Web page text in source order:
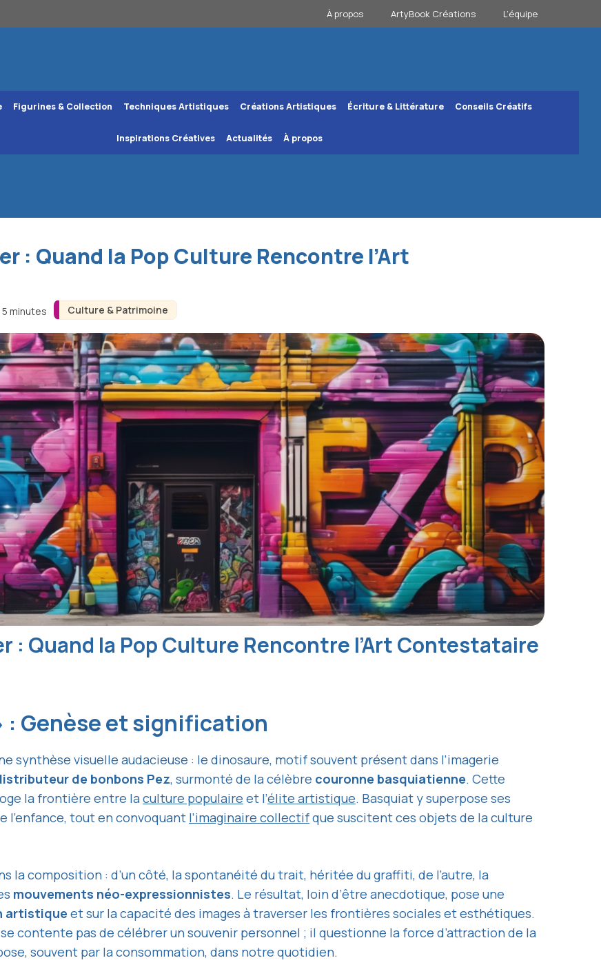
À propos ArtyBook Créations L’équipe
Figurines & Collection Techniques Artistiques Créations Artistiques Écriture & Littérature Conseils Créatifs
Inspirations Créatives Actualités À propos
Culture & Patrimoine
: Quand la Pop Culture Rencontre l’Art
minutes
: Quand la Pop Culture Rencontre l’Art Contestataire
: Genèse et signification
synthèse visuelle audacieuse : le dinosaure, motif souvent présent dans l’imagerie
de bonbons Pez, surmonté de la célèbre couronne basquiatienne. Cette
la frontière entre laculture populaire et l’élite artistique. Basquiat y superpose ses
l’enfance, tout en convoquant l’imaginaire collectifque suscitent ces objets de la culture
la composition : d’un côté, la spontanéité du trait, héritée du graffiti, de l’autre, la
mouvements néo-expressionnistes. Le résultat, loin d’être anecdotique, pose une
artistique et sur la capacité des images à traverser les frontières sociales et esthétiques.
contente pas de célébrer un souvenir personnel ; il questionne la force d’attraction de la
souvent par la consommation, dans notre quotidien.